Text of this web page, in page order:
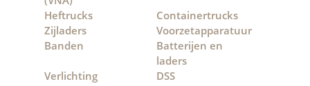
Heftrucks
Containertrucks
Zijladers
Voorzetapparatuur
Banden
Batterijen en
laders
Verlichting
DSS